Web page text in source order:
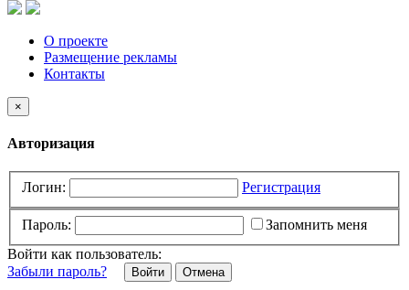
О проекте
Размещение рекламы
Контакты
×
Авторизация
Логин: Регистрация
Пароль:
Запомнить меня
Войти как пользователь:
Забыли пароль?
Отмена